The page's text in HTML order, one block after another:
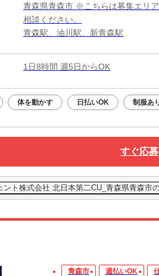
青森県青森市 ※こちらは募集エリ
相談ください。
青森駅、油川駅、新青森駅
1日8時間 週5日からOK
体を動かす 日払いOK 制服あ
すぐ応
ント株式会社 北日本第二CU_青森県青森市
青森市 週払いOK